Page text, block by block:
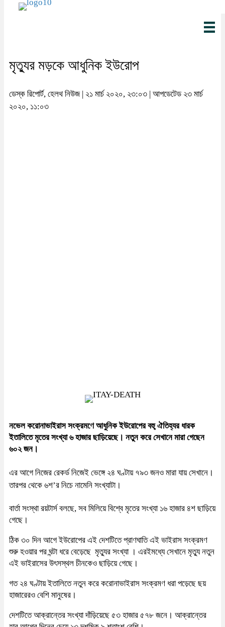
মৃত্যুর মড়কে আধুনিক ইউরোপ
ডেস্ক রিপোর্ট, হেলথ নিউজ | ২১ মার্চ ২০২০, ২৩:০৩ | আপডেটেড ২৩ মার্চ
২০২০, ১১:০৩
নভেল করোনাভাইরাস সংক্রমণে আধুনিক ইউরোপের বহু্ ঐতিহ্যর ধারক
ইতালিতে মৃতের সংখ্যা ৬ হাজার ছাড়িয়েছে। নতুন করে সেখানে মারা গেছেন
৬০২ জন।
এর আগে নিজের রেকর্ড নিজেই ভেঙ্গে ২৪ ঘণ্টায় ৭৯৩ জনও মারা যায় সেখানে।
তারপর থেকে ৬শ’র নিচে নামেনি সংখ্যাটা।
বার্তা সংস্থা রয়টার্স বলছে, সব মিলিয়ে বিশ্বে মৃতের সংখ্যা ১৬ হাজার ৪শ ছাড়িয়ে
গেছে।
ঠিক ৩০ দিন আগে ইউরোপের এই দেশটিতে প্রাণঘাতি এই ভাইরাস সংক্রমণ
শুরু হওয়ার পর ঘন্টা ধরে বেড়েছে মৃত্যুর সংখ্যা । এরইমধ্যে সেখানে মৃত্যু নতুন
এই ভাইরাসের উৎসস্থল চীনকেও ছাড়িয়ে গেছে।
গত ২৪ ঘণ্টায় ইতালিতে নতুন করে করোনাভাইরাস সংক্রমণ ধরা পড়েছে ছয়
হাজারেরও বেশি মানুষের।
দেশটিতে আক্রান্তের সংখ্যা দাঁড়িয়েছে ৫৩ হাজার ৫৭৮ জনে। আক্রান্তের